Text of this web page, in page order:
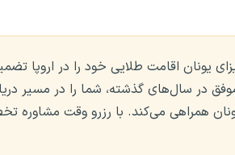
یونان اقامت طلایی خود را در اروپا
در سال‌های گذشته، شما را در مسیر
همراهی می‌کند. با رزرو وقت مشاوره